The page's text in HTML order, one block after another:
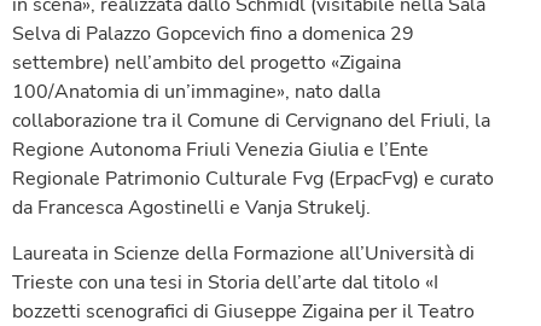
Selva di Palazzo Gopcevich fino a domenica 29
settembre) nell’ambito del progetto «Zigaina
100/Anatomia di un’immagine», nato dalla
collaborazione tra il Comune di Cervignano del Friuli, la
Regione Autonoma Friuli Venezia Giulia e l’Ente
Regionale Patrimonio Culturale Fvg (ErpacFvg) e curato
da Francesca Agostinelli e Vanja Strukelj.
Laureata in Scienze della Formazione all’Università di
Trieste con una tesi in Storia dell’arte dal titolo «I
bozzetti scenografici di Giuseppe Zigaina per il Teatro